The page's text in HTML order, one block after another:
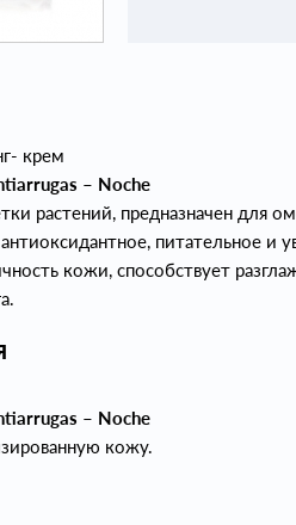
крем
– Noche
растений, предназначен для
питательное и
кожи, способствует
– Noche
кожу.